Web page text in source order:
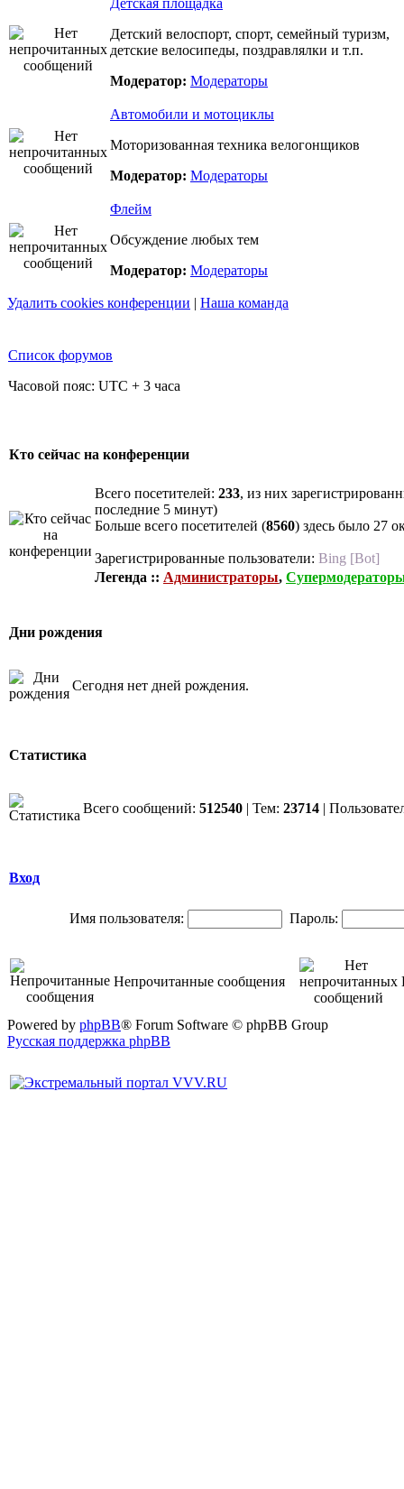
Детская площадка
Детский велоспорт, спорт, семейный туризм,
детские велосипеды, поздравлялки и т.п.
Модератор: Модераторы
Автомобили и мотоциклы
Моторизованная техника велогонщиков
Модератор: Модераторы
Флейм
Обсуждение любых тем
Модератор: Модераторы
Удалить cookies конференции | Наша команда
Список форумов
Часовой пояс: UTC + 3 часа
Кто сейчас на конференции
Всего посетителей: 233, из них
последние 5 минут)
Больше всего посетителей (8560) здесь было 27
Зарегистрированные пользователи: Bing [Bot]
Легенда :: Администраторы,
Дни рождения
Сегодня нет дней рождения.
Статистика
Всего сообщений: 512540 | Тем: 23714 |
Вход
Имя пользователя: Пароль:
Непрочитанные сообщения
Powered by phpBB® Forum Software © phpBB Group
Русская поддержка phpBB